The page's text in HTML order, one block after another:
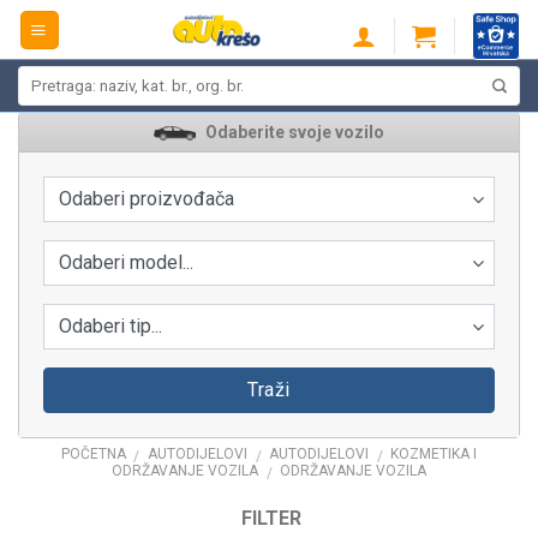
Skip
content
Odaberite svoje vozilo
Odaberi proizvođača
Odaberi model...
Odaberi tip...
Traži
POČETNA / AUTODIJELOVI / AUTODIJELOVI / KOZMETIKA I
ODRŽAVANJE VOZILA / ODRŽAVANJE VOZILA
FILTER